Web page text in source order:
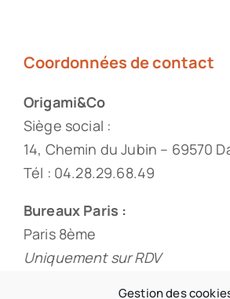
Gestion des
Coordonnées de contact
Origami&Co
Siège social :
14, Chemin du Jubin – 69570
Tél : 04.28.29.68.49
Bureaux Paris :
Paris 8ème
Uniquement sur RDV